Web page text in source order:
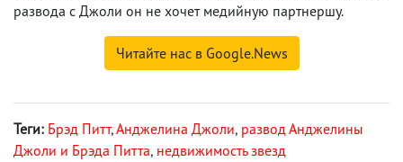
развода с Джоли он не хочет медийную партнершу.
Читайте нас в Google.News
Теги: Брэд Питт,Анджелина Джоли, развод Анджелины
Джоли и Брэда Питта, недвижимость звезд